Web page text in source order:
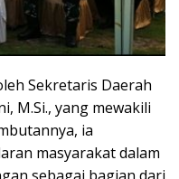
Sekretaris Daerah
M.Si., yang mewakili
ia
masyarakat dalam